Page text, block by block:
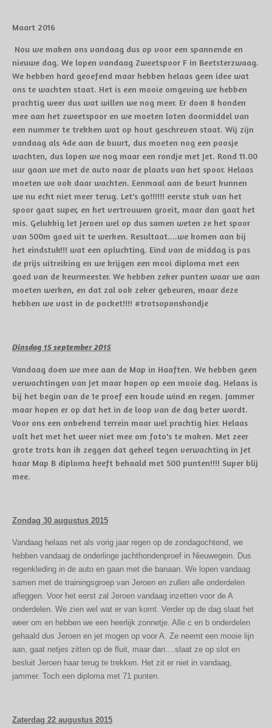
Maart 2016
Nou we maken ons vandaag dus op voor een spannende en
nieuwe dag. We lopen vandaag Zweetspoor F in Beetsterzwaag.
We hebben hard geoefend maar hebben helaas geen idee wat
ons te wachten staat. Het is een mooie omgeving we hebben
prachtig weer dus wat willen we nog meer. Er doen 8 honden
mee aan het zweetspoor en we moeten loten doormiddel van
een nummer te trekken wat op hout geschreven staat. Wij zijn
vandaag als 4de aan de buurt, dus moeten nog een poosje
wachten, dus lopen we nog maar een rondje met Jet. Rond 11.00
uur gaan we met de auto naar de plaats van het spoor. Helaas
moeten we ook daar wachten. Eenmaal aan de beurt kunnen
we nu echt niet meer terug. Let's go!!!!!! eerste stuk van het
spoor gaat super, en het vertrouwen groeit, maar dan gaat het
mis. Gelukkig let Jeroen wel op dus samen weten ze het spoor
van 500m goed uit te werken. Resultaat....we komen aan bij
het eindstuk!!! wat een opluchting. Eind van de middag is pas
de prijs uitreiking en we krijgen een mooi diploma met een
goed van de keurmeester. We hebben zeker punten waar we aan
moeten werken, en dat zal ook zeker gebeuren, maar deze
hebben we vast in de pocket!!!! #trotsoponshondje
Dinsdag 15 september 2015
Vandaag doen we mee aan de Map in Haaften. We hebben geen
verwachtingen van Jet maar hopen op een mooie dag. Helaas is
bij het begin van de 1e proef een koude wind en regen. Jammer
maar hopen er op dat het in de loop van de dag beter wordt.
Voor ons een onbekend terrein maar wel prachtig hier. Helaas
valt het met het weer niet mee om foto's te maken. Met zeer
grote trots kan ik zeggen dat geheel tegen verwachting in Jet
haar Map B diploma heeft behaald met 500 punten!!!! Super blij
mee.
Zondag 30 augustus 2015
Vandaag helaas net als vorig jaar regen op de zondagochtend, we
hebben vandaag de onderlinge jachthondenproef in Nieuwegein. Dus
regenkleding in de auto en gaan met die banaan. We lopen vandaag
samen met de trainingsgroep van Jeroen en zullen alle onderdelen
afleggen. Voor het eerst zal Jeroen vandaag inzetten voor de A
onderdelen. We zien wel wat er van komt. Verder op de dag slaat het
weer om en hebben we een heerlijk zonnetje. Alle c en b onderdelen
gehaald dus Jeroen en jet mogen op voor A. Ze neemt een mooie lijn
aan, gaat netjes zitten op de fluit, maar dan....slaat ze op slot en
besluit Jeroen haar terug te trekken. Het zit er niet in vandaag,
jammer. Toch een diploma met 71 punten.
Zaterdag 22 augustus 2015